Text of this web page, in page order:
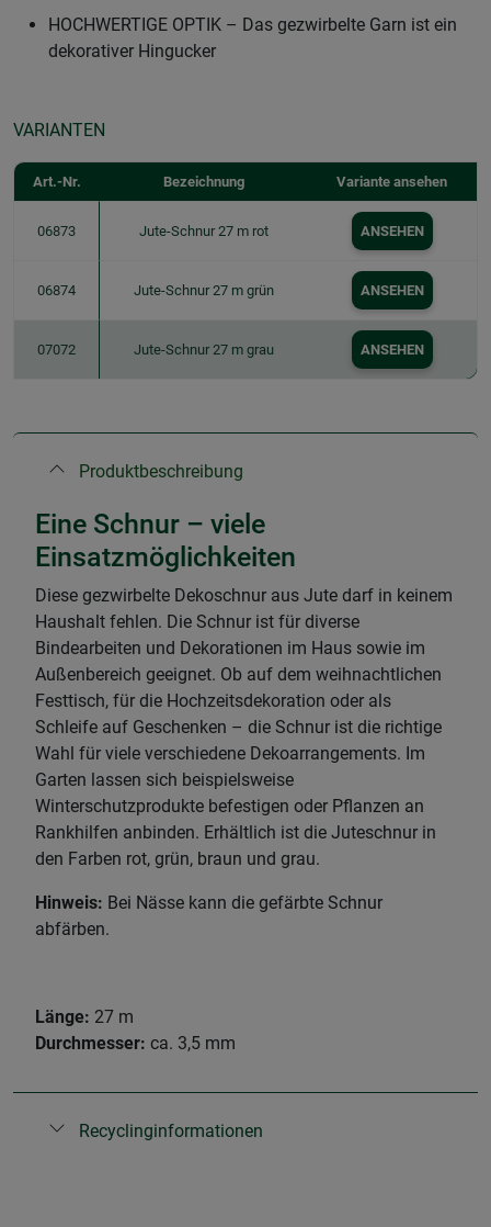
HOCHWERTIGE OPTIK – Das gezwirbelte Garn ist ein
dekorativer Hingucker
VARIANTEN
Art.-Nr. Bezeichnung Variante ansehen
06873 Jute-Schnur 27 m rot ANSEHEN
06874 Jute-Schnur 27 m grün ANSEHEN
07072 Jute-Schnur 27 m grau ANSEHEN
Produktbeschreibung
Eine Schnur – viele
Einsatzmöglichkeiten
Diese gezwirbelte Dekoschnur aus Jute darf in keinem
Haushalt fehlen. Die Schnur ist für diverse
Bindearbeiten und Dekorationen im Haus sowie im
Außenbereich geeignet. Ob auf dem weihnachtlichen
Festtisch, für die Hochzeitsdekoration oder als
Schleife auf Geschenken – die Schnur ist die richtige
Wahl für viele verschiedene Dekoarrangements. Im
Garten lassen sich beispielsweise
Winterschutzprodukte befestigen oder Pflanzen an
Rankhilfen anbinden. Erhältlich ist die Juteschnur in
den Farben rot, grün, braun und grau.
Hinweis: Bei Nässe kann die gefärbte Schnur
abfärben.
Länge: 27 m
Durchmesser: ca. 3,5 mm
Recyclinginformationen